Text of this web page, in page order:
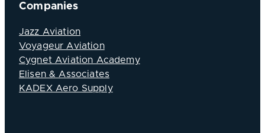
Companies
Jazz Aviation
Voyageur Aviation
Cygnet Aviation Academy
Elisen & Associates
KADEX Aero Supply